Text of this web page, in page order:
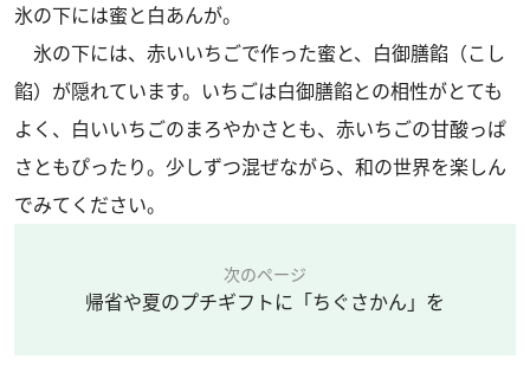
氷の下には蜜と白あんが。
氷の下には、赤いいちごで作った蜜と、白御膳餡（こし
餡）が隠れています。いちごは白御膳餡との相性がとても
よく、白いいちごのまろやかさとも、赤いちごの甘酸っぱ
さともぴったり。少しずつ混ぜながら、和の世界を楽しん
でみてください。
次のページ
帰省や夏のプチギフトに「ちぐさかん」を